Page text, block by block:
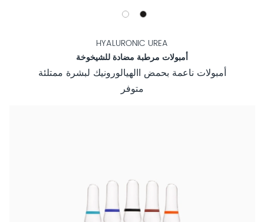
HYALURONIC UREA
أمبولات مرطبة مضادة للشيخوخة
أمبولات ناعمة بحمض االهيالورونيك لبشرة ممتلئة
متوفر